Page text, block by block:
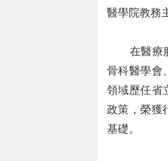
醫學院教務
在醫療服
骨科醫學會
領域歷任省
政策，榮獲
基礎。